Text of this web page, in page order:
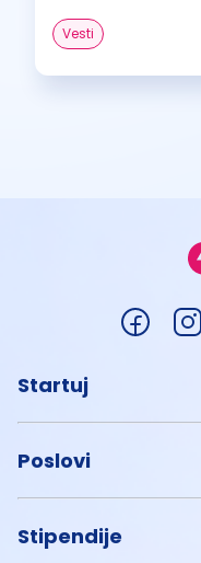
Vesti
Startuj
Poslovi
Stipendije